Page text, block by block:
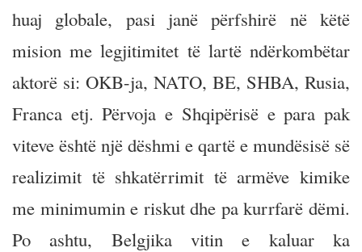
huaj globale, pasi janë përfshirë në këtë
mision me legjitimitet të lartë ndërkombëtar
aktorë si: OKB-ja, NATO, BE, SHBA, Rusia,
Franca etj. Përvoja e Shqipërisë e para pak
viteve është një dëshmi e qartë e mundësisë së
realizimit të shkatërrimit të armëve kimike
me minimumin e riskut dhe pa kurrfarë dëmi.
Po ashtu, Belgjika vitin e kaluar ka